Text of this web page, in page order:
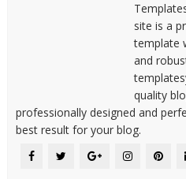
site is a
template
and
quality
professionally designed and
best result for your blog.